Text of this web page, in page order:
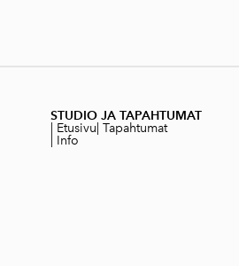
STUDIO JA TAPAHTUMAT
Etusivu Tapahtumat
Info